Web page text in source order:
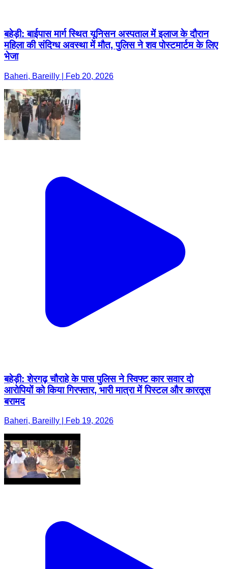
बहेड़ी: बाईपास मार्ग स्थित यूनिसन अस्पताल में इलाज के दौरान
महिला की संदिग्ध अवस्था में मौत, पुलिस ने शव पोस्टमार्टम के लिए
भेजा
Baheri, Bareilly | Feb 20, 2026
बहेड़ी: शेरगढ़ चौराहे के पास पुलिस ने स्विफ्ट कार सवार दो
आरोपियों को किया गिरफ्तार, भारी मात्रा में पिस्टल और कारतूस
बरामद
Baheri, Bareilly | Feb 19, 2026